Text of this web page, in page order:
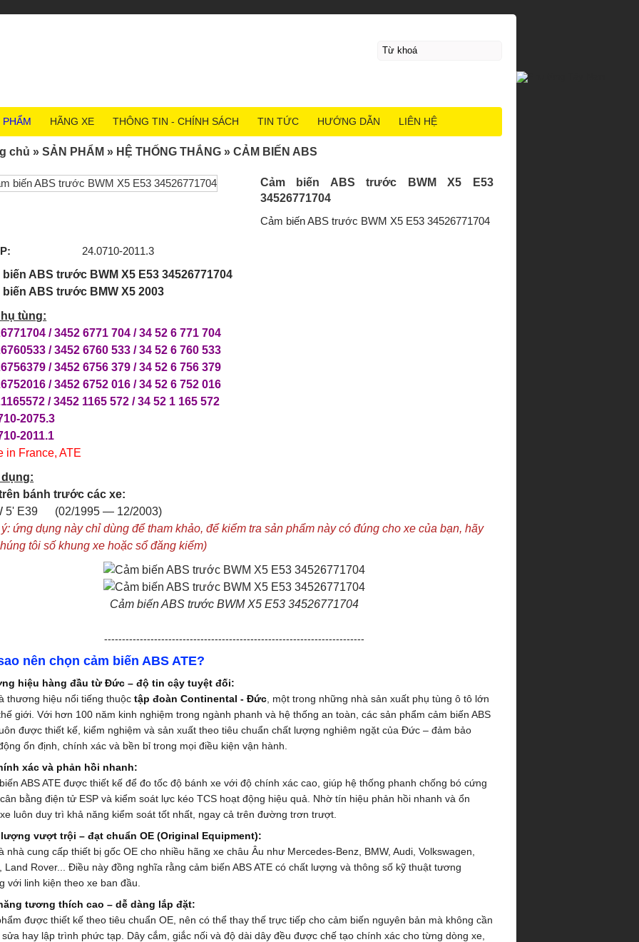
Cảm biến ABS trước BWM X5 E53
34526771704
Cảm biến ABS trước BWM X5 E53 34526771704
24.0710-2011.3
biến ABS trước BWM X5 E53 34526771704
biến ABS trước BMW X5 2003
tùng:
/ 3452 6771 704 / 34 52 6 771 704
/ 3452 6760 533 / 34 52 6 760 533
/ 3452 6756 379 / 34 52 6 756 379
/ 3452 6752 016 / 34 52 6 752 016
/ 3452 1165 572 / 34 52 1 165 572
2075.3
2011.1
in France, ATE
bánh trước các xe:
5' E39 (02/1995 — 12/2003)
ứng dụng này chỉ dùng để tham khảo, để kiểm tra sản phẩm này có đúng cho xe của bạn, hãy
tôi số khung xe hoặc sổ đăng kiểm)
Cảm biến ABS trước BWM X5 E53 34526771704
-------------------------------------------------------------------------
nên chọn cảm biến ABS ATE?
hiệu hàng đầu từ Đức – độ tin cậy tuyệt đối:
thương hiệu nổi tiếng thuộctập đoàn Continental - Đức , một trong những nhà sản xuất phụ tùng ô tô lớn
giới. Với hơn 100 năm kinh nghiệm trong ngành phanh và hệ thống an toàn, các sản phẩm cảm biến ABS
được thiết kế, kiểm nghiệm và sản xuất theo tiêu chuẩn chất lượng nghiêm ngặt của Đức – đảm bảo
ổn định, chính xác và bền bỉ trong mọi điều kiện vận hành.
xác và phản hồi nhanh:
ABS ATE được thiết kế để đo tốc độ bánh xe với độ chính xác cao, giúp hệ thống phanh chống bó cứng
bằng điện tử ESP và kiểm soát lực kéo TCS hoạt động hiệu quả. Nhờ tín hiệu phản hồi nhanh và ổn
luôn duy trì khả năng kiểm soát tốt nhất, ngay cả trên đường trơn trượt.
vượt trội – đạt chuẩn OE (Original Equipment):
nhà cung cấp thiết bị gốc OE cho nhiều hãng xe châu Âu như Mercedes-Benz, BMW, Audi, Volkswagen,
Land Rover... Điều này đồng nghĩa rằng cảm biến ABS ATE có chất lượng và thông số kỹ thuật tương
với linh kiện theo xe ban đầu.
tương thích cao – dễ dàng lắp đặt:
được thiết kế theo tiêu chuẩn OE, nên có thể thay thế trực tiếp cho cảm biến nguyên bản mà không cần
sửa hay lập trình phức tạp. Dây cắm, giắc nối và độ dài dây đều được chế tạo chính xác cho từng dòng xe,
chủ »SẢN PHẨM » HỆ THỐNG THẮNG »CẢM BIẾN ABS
PHẨM HÃNG XE THÔNG TIN - CHÍNH SÁCH TIN TỨC HƯỚNG DẪN LIÊN HỆ